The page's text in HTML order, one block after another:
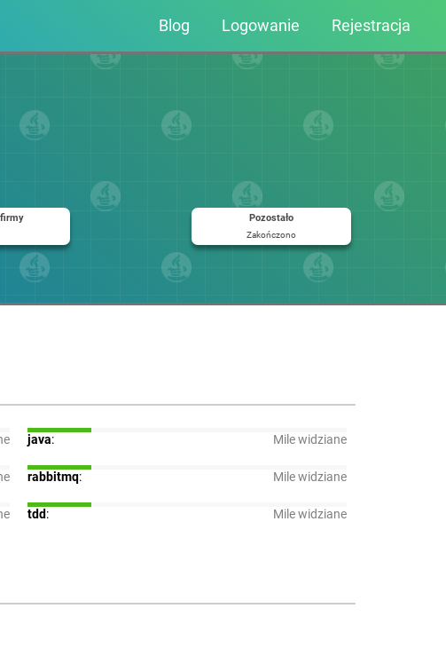
Blog Logowanie Rejestracja
Pozostało
Zakończono
java: Mile widziane
rabbitmq: Mile widziane
tdd: Mile widziane